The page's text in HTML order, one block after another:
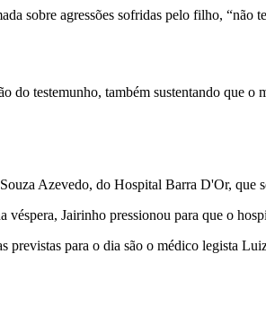
sobre agressões sofridas pelo filho,
testemunho, também sustentando que
Azevedo, do Hospital Barra D'Or, que
Jairinho pressionou para que o
previstas para o dia são o médico legista